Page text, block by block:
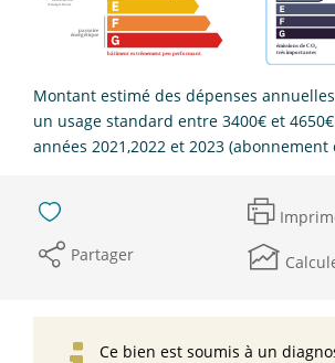
Montant estimé des dépenses
un usage standard entre 3400€ et
années 2021,2022 et 2023 (abonnement
Partager
Ce bien est soumis à un